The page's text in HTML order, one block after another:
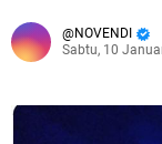
NOVENDI
Sabtu, 10